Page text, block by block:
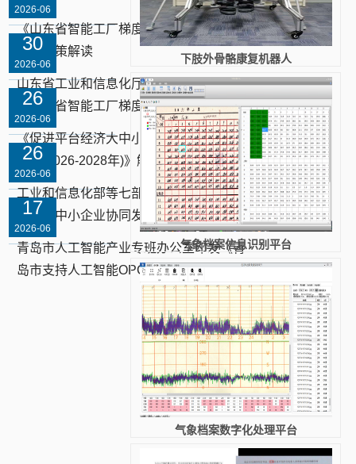
2026-06
《山东省智能工厂梯度培育认定管理办
法》政策解读
30
2026-06
山东省工业和信息化厅等六部门联合印发
《山东省智能工厂梯度培育认定管理...
26
2026-06
《促进平台经济大中小企业协同发展行动
方案(2026-2028年)》解读
26
2026-06
工业和信息化部等七部门印发《促进平台
经济大中小企业协同发展行动方案(20...
17
2026-06
青岛市人工智能产业专班办公室印发《青
岛市支持人工智能OPC发展政策清单（...
下肢外骨骼康复机器人
气象档案信息识别平台
气象档案数字化处理平台